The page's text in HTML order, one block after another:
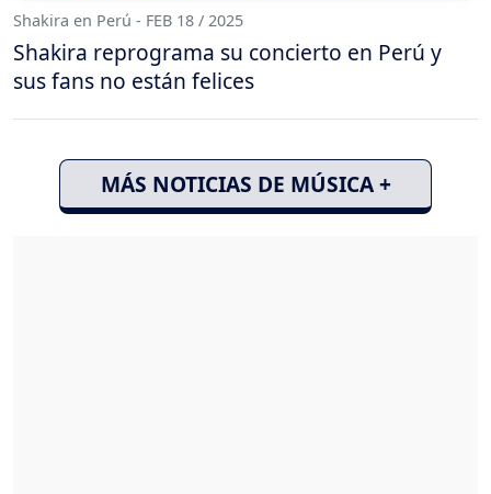
Shakira en Perú - FEB 18 / 2025
Shakira reprograma su concierto en Perú y
sus fans no están felices
MÁS NOTICIAS DE MÚSICA +